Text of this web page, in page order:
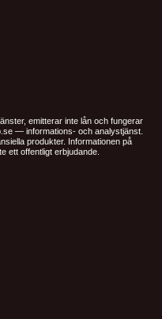
emitterar inte lån och fungerar
— informations- och analystjänst.
produkter. Informationen på
ett offentligt erbjudande.